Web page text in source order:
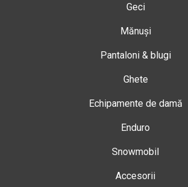
Geci
Mănuși
Pantaloni & blugi
Ghete
Echipamente de damă
Enduro
Snowmobil
Accesorii